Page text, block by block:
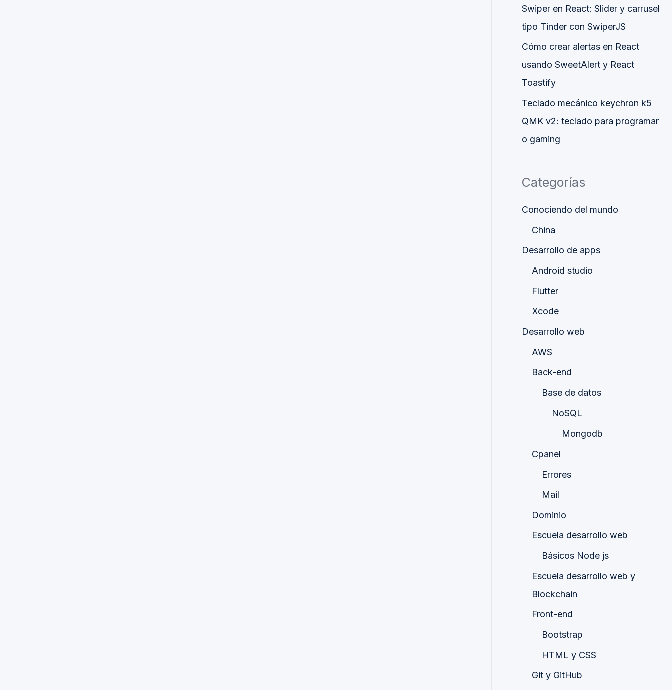
Swiper en React: Slider y carrusel
tipo Tinder con SwiperJS
Cómo crear alertas en React
usando SweetAlert y React
Toastify
Teclado mecánico keychron k5
QMK v2: teclado para programar
o gaming
Categorías
Conociendo del mundo
China
Desarrollo de apps
Android studio
Flutter
Xcode
Desarrollo web
AWS
Back-end
Base de datos
NoSQL
Mongodb
Cpanel
Errores
Mail
Dominio
Escuela desarrollo web
Básicos Node js
Escuela desarrollo web y
Blockchain
Front-end
Bootstrap
HTML y CSS
Git y GitHub